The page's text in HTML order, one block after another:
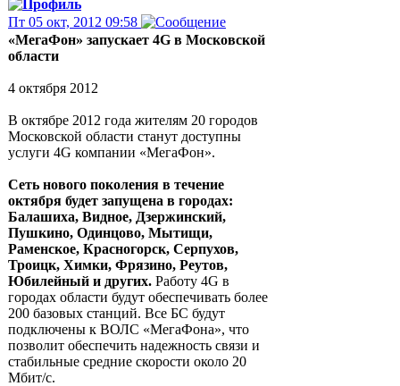
Пт 05 окт, 2012 09:58
«МегаФон» запускает 4G в Московской
области
4 октября 2012
В октябре 2012 года жителям 20 городов
Московской области станут доступны
услуги 4G компании «МегаФон».
Сеть нового поколения в течение
октября будет запущена в городах:
Балашиха, Видное, Дзержинский,
Пушкино, Одинцово, Мытищи,
Раменское, Красногорск, Серпухов,
Троицк, Химки, Фрязино, Реутов,
Юбилейный и других. Работу 4G в
городах области будут обеспечивать более
200 базовых станций. Все БС будут
подключены к ВОЛС «МегаФона», что
позволит обеспечить надежность связи и
стабильные средние скорости около 20
Мбит/с.